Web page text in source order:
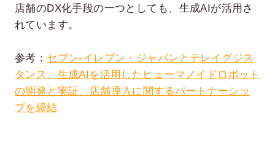
店舗のDX化手段の一つとしても、生成AIが活用さ
れています。
参考： セブン‐イレブン・ジャパンとテレイグジス
タンス、生成AIを活用したヒューマノイドロボット
の開発と実証、店舗導入に関するパートナーシッ
プを締結